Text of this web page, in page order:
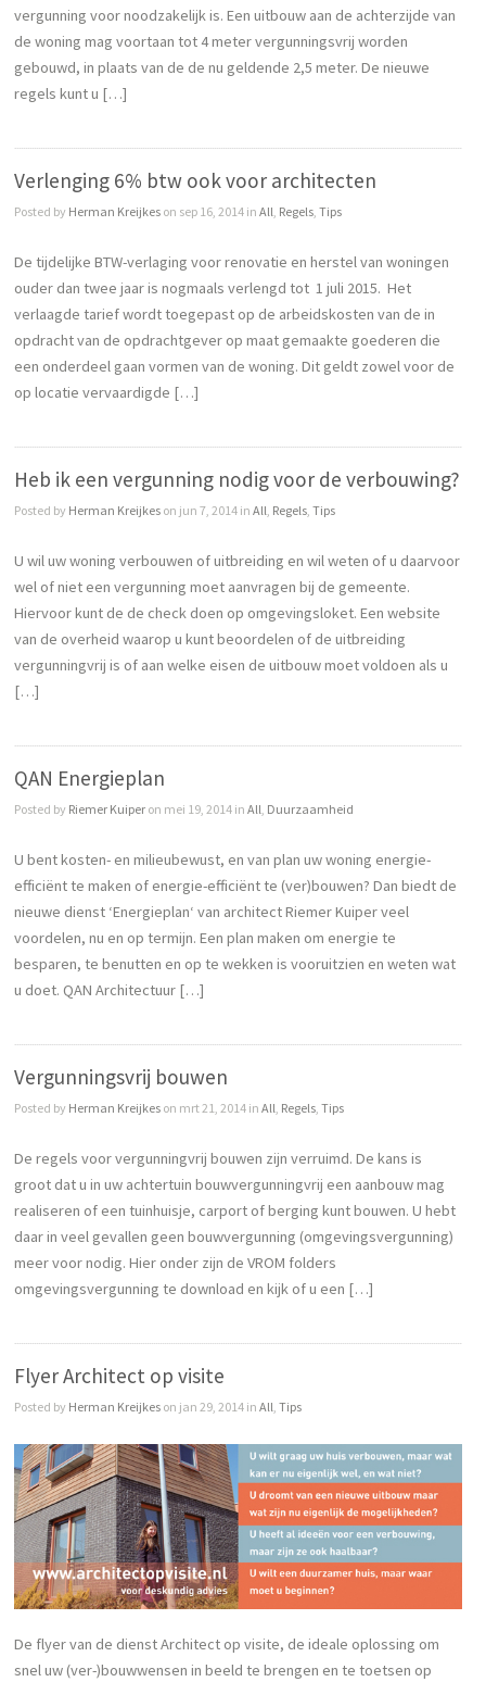
vergunning voor noodzakelijk is. Een uitbouw aan de achterzijde van
de woning mag voortaan tot 4 meter vergunningsvrij worden
gebouwd, in plaats van de de nu geldende 2,5 meter. De nieuwe
regels kunt u […]
Verlenging 6% btw ook voor architecten
Posted by Herman Kreijkes on sep 16, 2014 inAll Regels ,Tips
De tijdelijke BTW-verlaging voor renovatie en herstel van woningen
ouder dan twee jaar is nogmaals verlengd tot 1 juli 2015. Het
verlaagde tarief wordt toegepast op de arbeidskosten van de in
opdracht van de opdrachtgever op maat gemaakte goederen die
een onderdeel gaan vormen van de woning. Dit geldt zowel voor de
op locatie vervaardigde […]
Heb ik een vergunning nodig voor de verbouwing?
Posted by Herman Kreijkes on jun 7, 2014 inAll Regels ,Tips
U wil uw woning verbouwen of uitbreiding en wil weten of u daarvoor
wel of niet een vergunning moet aanvragen bij de gemeente.
Hiervoor kunt de de check doen op omgevingsloket. Een website
van de overheid waarop u kunt beoordelen of de uitbreiding
vergunningvrij is of aan welke eisen de uitbouw moet voldoen als u
[…]
QAN Energieplan
Posted by Riemer Kuiper on mei 19, 2014 inAll Duurzaamheid
U bent kosten- en milieubewust, en van plan uw woning energie-
efficiënt te maken of energie-efficiënt te (ver)bouwen? Dan biedt de
nieuwe dienst ‘Energieplan‘ van architect Riemer Kuiper veel
voordelen, nu en op termijn. Een plan maken om energie te
besparen, te benutten en op te wekken is vooruitzien en weten wat
u doet. QAN Architectuur […]
Vergunningsvrij bouwen
Posted by Herman Kreijkes on mrt 21, 2014 inAll Regels ,Tips
De regels voor vergunningvrij bouwen zijn verruimd. De kans is
groot dat u in uw achtertuin bouwvergunningvrij een aanbouw mag
realiseren of een tuinhuisje, carport of berging kunt bouwen. U hebt
daar in veel gevallen geen bouwvergunning (omgevingsvergunning)
meer voor nodig. Hier onder zijn de VROM folders
omgevingsvergunning te download en kijk of u een […]
Flyer Architect op visite
Posted by Herman Kreijkes on jan 29, 2014 inAll ,Tips
De flyer van de dienst Architect op visite, de ideale oplossing om
snel uw (ver-)bouwwensen in beeld te brengen en te toetsen op